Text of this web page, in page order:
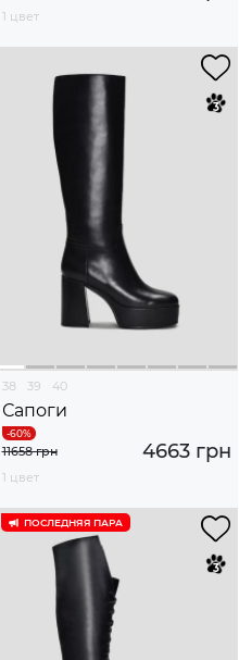
1 цвет
38 39 40
Сапоги
4663 грн
11658 грн
1 цвет
ПОСЛЕДНЯЯ ПАРА